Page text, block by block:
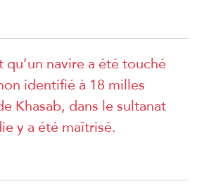
qu’un navire a été touché
identifié à 18 milles
Khasab, dans le sultanat
y a été maîtrisé.